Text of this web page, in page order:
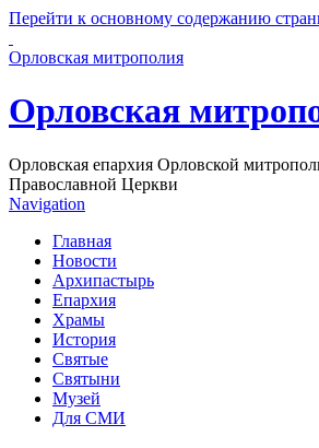
Перейти к основному содержанию
Орловская митрополия
Орловская
Орловская епархия Орловской
Православной Церкви
Navigation
Главная
Новости
Архипастырь
Епархия
Храмы
История
Святые
Святыни
Музей
Для СМИ